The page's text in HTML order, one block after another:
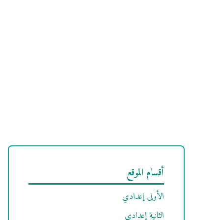
أقسام الموقع
الأولى إعدادي
الثانية إعدادي